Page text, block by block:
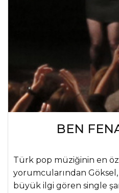
BEN
Türk pop müziğinin en
yorumcularından Göksel,
büyük ilgi gören single